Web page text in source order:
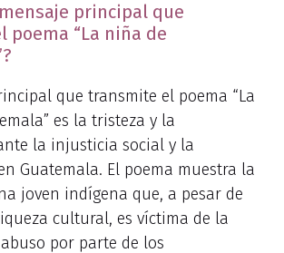
principal que
poema “La niña de
que transmite el poema “La
es la tristeza y la
la injusticia social y la
Guatemala. El poema muestra la
joven indígena que, a pesar de
cultural, es víctima de la
por parte de los